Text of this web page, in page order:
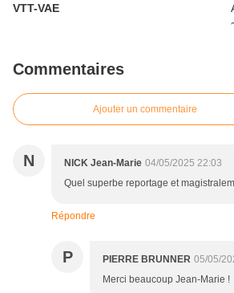
VTT-VAE
Commentaires
Ajouter un commentaire
N NICK Jean-Marie 04/05/2025 22:03
Quel superbe reportage et
Répondre
P PIERRE BRUNNER 05/05/
Merci beaucoup Jean-Marie !